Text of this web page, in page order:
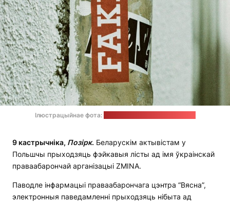
Ілюстрацыйнае фота:
9 кастрычніка, Позірк. Беларускім актывістам у
Польшчы прыходзяць фэйкавыя лісты ад імя ўкраінскай
праваабарончай арганізацыі ZMINA.
Паводле інфармацыі праваабарончага цэнтра “Вясна”,
электронныя паведамленні прыходзяць нібыта ад